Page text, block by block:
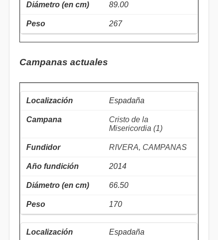
89.00
267
Campanas actuales
Espadaña
Cristo de la
Misericordia (1)
RIVERA, CAMPANAS
2014
66.50
170
Espadaña